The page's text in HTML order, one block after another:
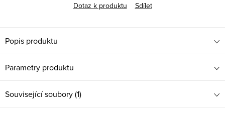
Dotaz k produktu
Sdílet
Popis produktu
Parametry produktu
Související soubory (1)